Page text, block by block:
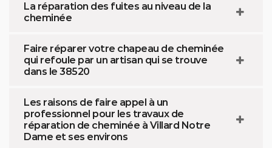
La réparation des fuites au niveau de la
cheminée
Faire réparer votre chapeau de cheminée
qui refoule par un artisan qui se trouve
dans le 38520
Les raisons de faire appel à un
professionnel pour les travaux de
réparation de cheminée à Villard Notre
Dame et ses environs